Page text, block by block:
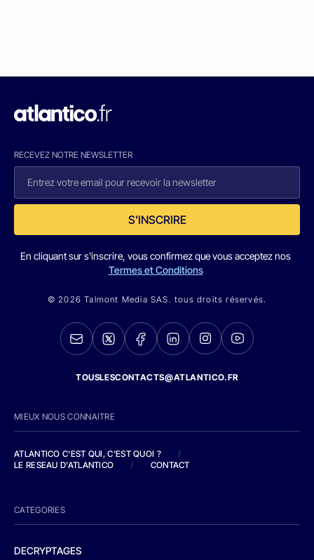
RECEVEZ NOTRE NEWSLETTER
S'INSCRIRE
En cliquant sur s'inscrire, vous confirmez que vous acceptez nos
Termes et Conditions
© 2026 Talmont Media SAS. tous droits réservés.
TOUSLESCONTACTS@ATLANTICO.FR
MIEUX NOUS CONNAITRE
ATLANTICO C'EST QUI, C'EST QUOI ?
/
LE RESEAU D'ATLANTICO
/ CONTACT
CATEGORIES
DECRYPTAGES